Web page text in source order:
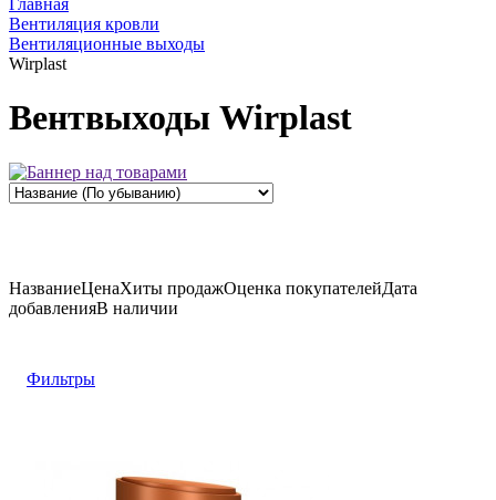
Главная
Вентиляция кровли
Вентиляционные выходы
Wirplast
Вентвыходы Wirplast
НазваниеЦенаХиты продажОценка покупателейДата
добавленияВ наличии
Фильтры